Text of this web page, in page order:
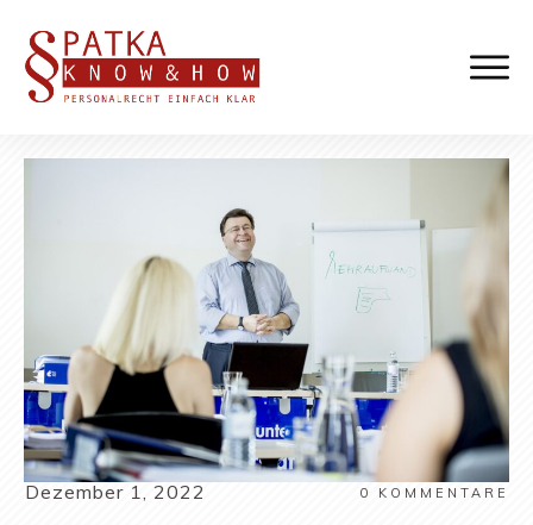
Dezember 1, 2022 0 KOMMENTARE